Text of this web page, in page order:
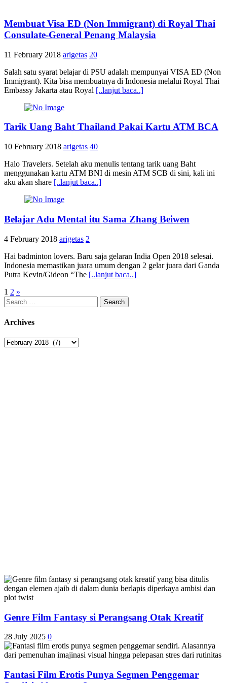
Membuat Visa ED (Non Immigrant) di Royal Thai
Consulate-General Penang Malaysia
11 February 2018 arigetas 20
Salah satu syarat belajar di PSU adalah mempunyai VISA ED (Non
Immigrant). Kita bisa membuatnya di Indonesia melalui Royal Thai
Embassy Jakarta atau Royal [..lanjut baca..]
Tarik Uang Baht Thailand Pakai Kartu ATM BCA
10 February 2018 arigetas 40
Halo Travelers. Setelah aku menulis tentang tarik uang Baht
menggunakan kartu ATM BNI di mesin ATM SCB di sini, kali ini
aku akan share [..lanjut baca..]
Belajar Adu Mental itu Sama Zhang Beiwen
4 February 2018 arigetas 2
Hai badminton lovers. Baru saja gelaran India Open 2018 selesai.
Indonesia memastikan juara umum dengan 2 gelar juara dari Ganda
Putra Kevin/Gideon “The [..lanjut baca..]
Posts
pagination
1 2 »
Search
for:
Archives
Archives
Genre Film Fantasy si Perangsang Otak Kreatif
28 July 2025 0
Fantasi Film Erotis Punya Segmen Penggemar